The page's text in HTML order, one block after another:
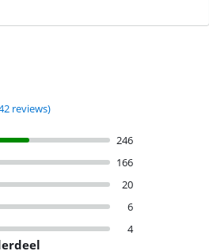
op 442 reviews.
reviews)
246
166
20
6
4